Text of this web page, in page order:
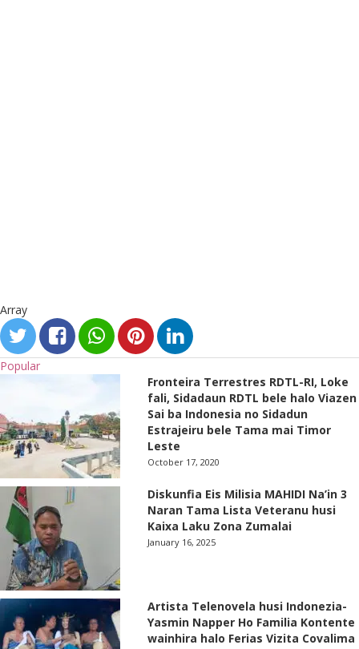
Array
Popular
Fronteira Terrestres RDTL-RI, Loke
fali, Sidadaun RDTL bele halo Viazen
Sai ba Indonesia no Sidadun
Estrajeiru bele Tama mai Timor
Leste
October 17, 2020
Diskunfia Eis Milisia MAHIDI Na’in 3
Naran Tama Lista Veteranu husi
Kaixa Laku Zona Zumalai
January 16, 2025
Artista Telenovela husi Indonezia-
Yasmin Napper Ho Familia Kontente
wainhira halo Ferias Vizita Covalima